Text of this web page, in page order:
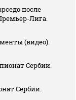
после
Лига.
(видео).
Сербии.
Сербии.